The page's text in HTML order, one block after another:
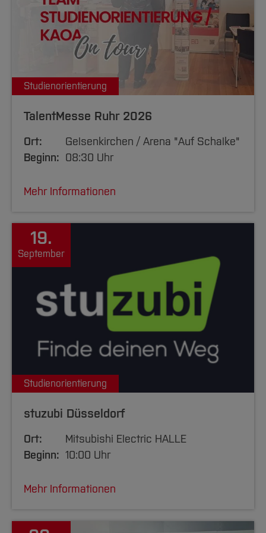
Studienorientierung
TalentMesse Ruhr 2026
Ort:
Gelsenkirchen / Arena "Auf Schalke"
Beginn: 08:30 Uhr
Mehr Informationen
Studienorientierung
19.
September
stuzubi Düsseldorf
Ort:
Mitsubishi Electric HALLE
Beginn: 10:00 Uhr
Mehr Informationen